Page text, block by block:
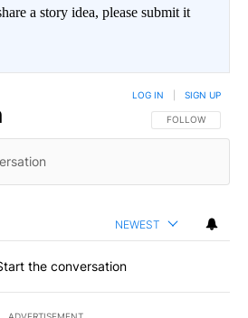
a story idea, please submit it
FOLLOW THIS
FOLLOW
LOG IN SIGN UP
NEWEST
the conversation